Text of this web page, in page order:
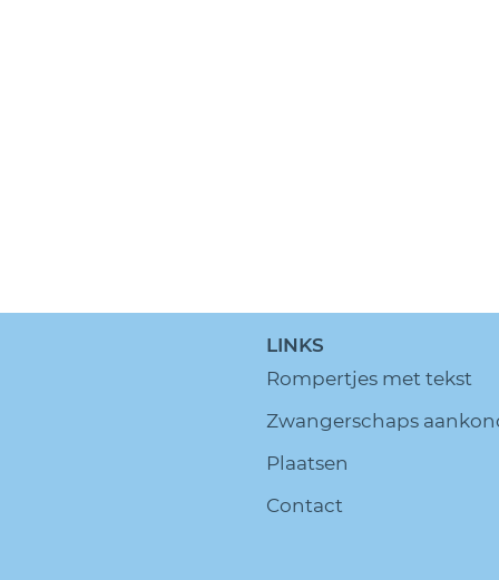
LINKS
Rompertjes met tekst
Zwangerschaps
Plaatsen
Contact